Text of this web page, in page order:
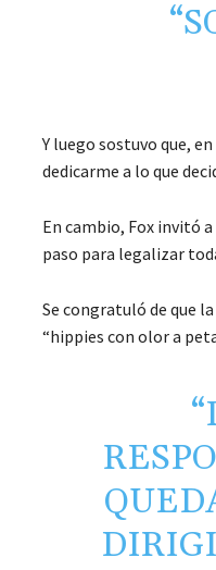
Y luego sostuvo que,
dedicarme a lo que
En cambio, Fox invitó
paso para legalizar
Se congratuló de que
“hippies con olor a